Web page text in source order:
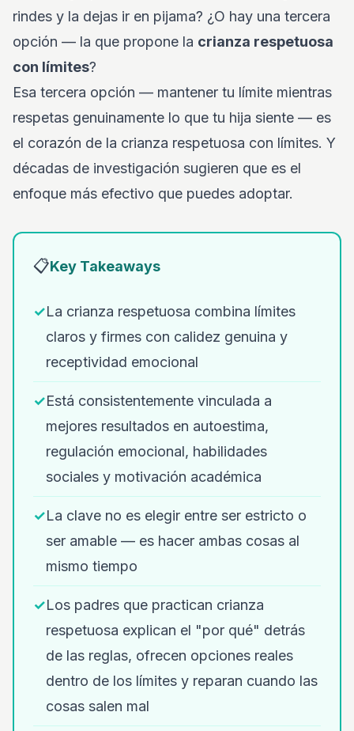
rindes y la dejas ir en pijama? ¿O hay una tercera
opción — la que propone la crianza respetuosa
con límites?
Esa tercera opción — mantener tu límite mientras
respetas genuinamente lo que tu hija siente — es
el corazón de la crianza respetuosa con límites. Y
décadas de investigación sugieren que es el
enfoque más efectivo que puedes adoptar.
📋Key Takeaways
✓La crianza respetuosa combina límites
claros y firmes con calidez genuina y
receptividad emocional
✓Está consistentemente vinculada a
mejores resultados en autoestima,
regulación emocional, habilidades
sociales y motivación académica
✓La clave no es elegir entre ser estricto o
ser amable — es hacer ambas cosas al
mismo tiempo
✓Los padres que practican crianza
respetuosa explican el "por qué" detrás
de las reglas, ofrecen opciones reales
dentro de los límites y reparan cuando las
cosas salen mal